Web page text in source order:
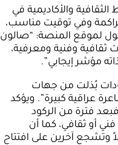
والأكاديمية في
وفي توقيت مناسب،
لموقع المنصة: “صالون
وفنية ومعرفية،
مؤشر إيجابي”.
بُذلت من جهات
عراقية كبيرة”. ويؤكد
فترة من الركود
أو ثقافي، كما أن
وتشجع آخرين على افتتاح